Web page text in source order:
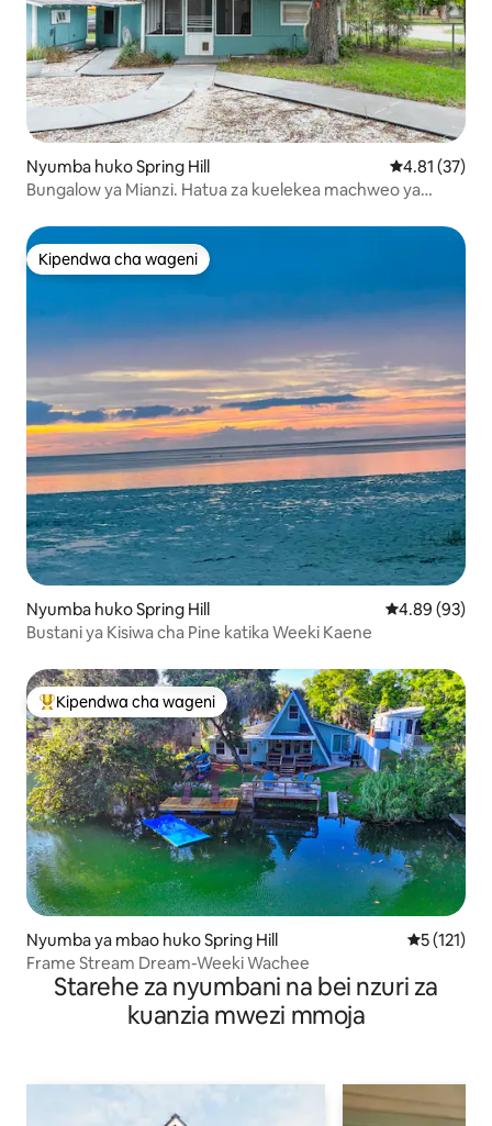
Nyumba huko Spring Hill Ukadiriaji wa
4.81 (37)
Bungalow ya Mianzi. Hatua za kuelekea machweo ya
Kipendwa cha wageni
Kipendwa cha wageni
Nyumba huko Spring Hill Ukadiriaji wa
4.89 (93)
Bustani ya Kisiwa cha Pine katika Weeki Kaene
Kipendwa maarufu cha wageni
Kipendwa cha wageni
Nyumba ya mbao huko Spring Hill Ukadiriaji
5 (121)
Frame Stream Dream-Weeki Wachee
Starehe za nyumbani na bei nzuri za
kuanzia mwezi mmoja